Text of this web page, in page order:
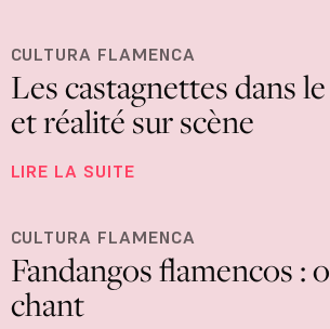
CULTURA FLAMENCA
Les castagnettes dans
et réalité sur scène
LIRE LA SUITE
CULTURA FLAMENCA
Fandangos flamencos :
chant